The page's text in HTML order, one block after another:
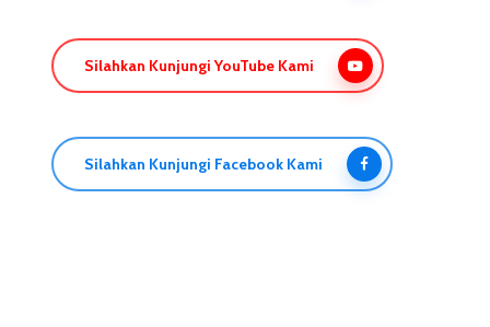
Silahkan Kunjungi YouTube Kami
Silahkan Kunjungi Facebook Kami